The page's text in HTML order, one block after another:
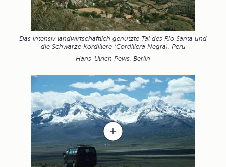
Das intensiv landwirtschaftlich genutzte Tal des Rio Santa und
die Schwarze Kordillere (Cordillera Negra), Peru
Hans-Ulrich Pews, Berlin